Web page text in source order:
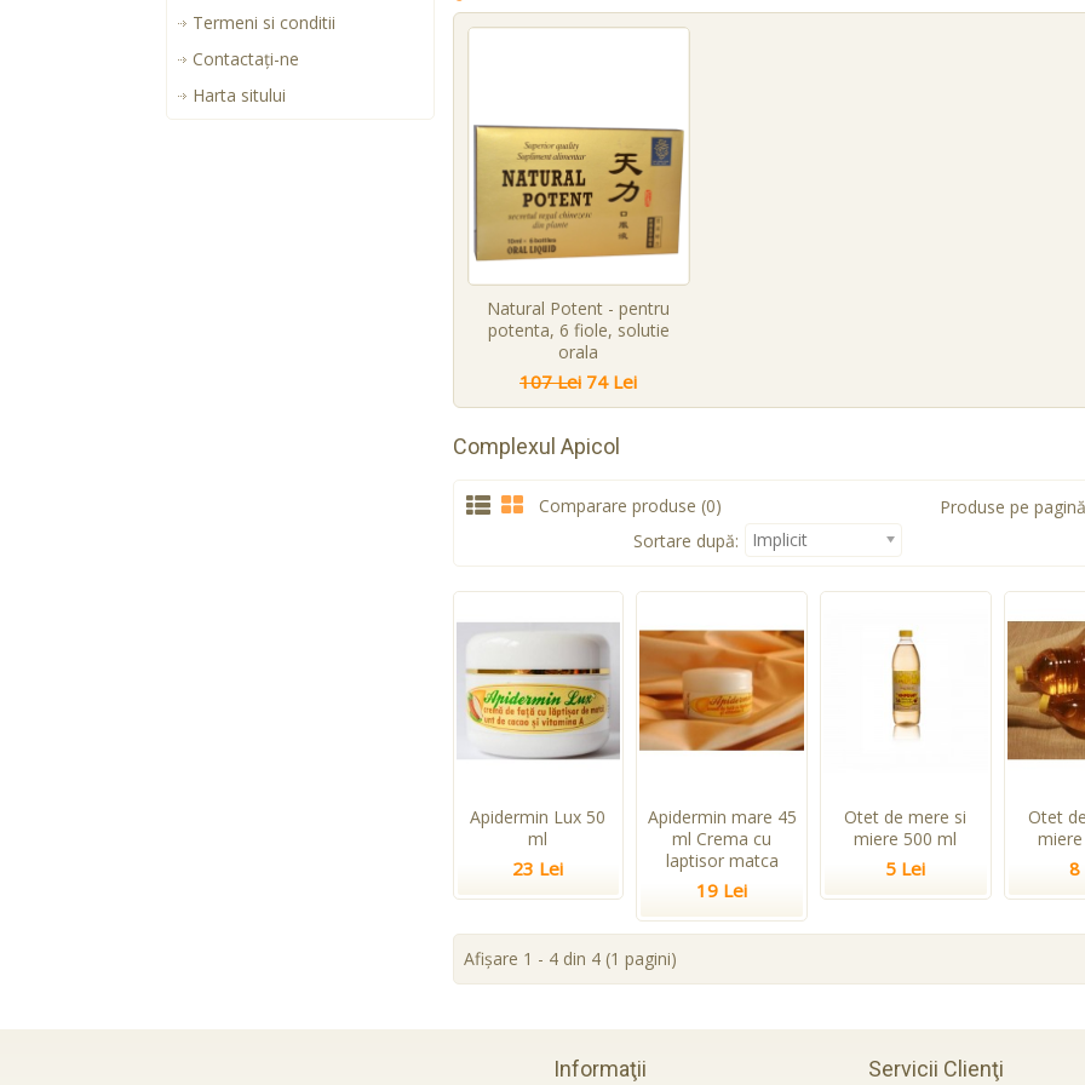
Termeni si conditii
Contactaţi-ne
Harta sitului
Natural Potent - pentru
potenta, 6 fiole, solutie
orala
107 Lei 74 Lei
Complexul Apicol
Comparare produse (0)
Produse pe
Sortare după:
Implicit
Apidermin Lux 50
ml
23 Lei
Apidermin mare 45
ml Crema cu
laptisor matca
19 Lei
Otet de mere si
miere 500 ml
5 Lei
Otet
8
Afişare 1 - 4 din 4 (1 pagini)
Informaţii Servicii Clienţi